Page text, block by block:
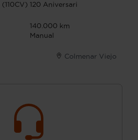
(110CV) 120 Aniversari
140.000 km
Manual
Colmenar Viejo